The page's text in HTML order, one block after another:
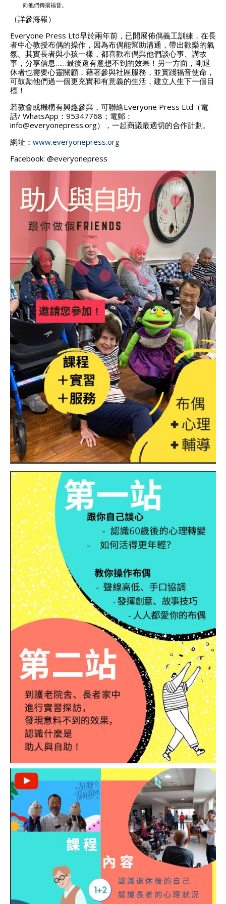
向他們傳揚福音。
（詳參海報）
Everyone Press Ltd早於兩年前，已開展佈偶義工訓練，在長
者中心教授布偶的操作，因為布偶能幫助溝通，帶出歡樂的氣
氛。 其實長者與小孩一樣，都喜歡布偶與他們談心事、講故
事，分享信息……最後還有意想不到的效果！ 另一方面，剛退
休者也需要心靈關顧，藉著參與社區服務，並實踐福音使命，
可鼓勵他們過一個更充實和有意義的生活，建立人生下一個目
標！
若教會或機構有興趣參與，可聯絡Everyone Press Ltd（電
話/ WhatsApp：95347768；電郵：
info@everyonepress.org），一起商議最適切的合作計劃。
網址： www.everyonepress.org
Facebook: @everyonepress